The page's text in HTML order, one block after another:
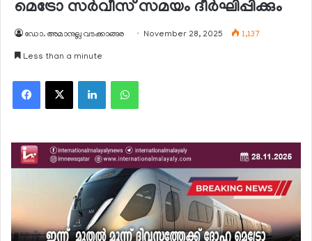
മെട്രോ സര്‍വീസ് സമയം ദീര്‍ഘിപ്പിക്കും
ഡോ. അമാനുല്ല വടക്കാങ്ങര November 28, 2025 1,137
Less than a minute
Facebook
X LinkedInWhatsApp